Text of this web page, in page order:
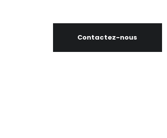
Contactez-nous